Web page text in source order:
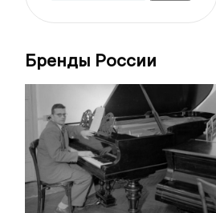
Бренды России